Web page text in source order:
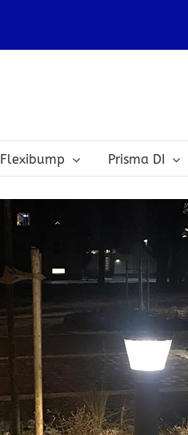
Flexibump Prisma DI